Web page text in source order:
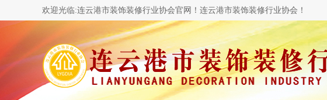
欢迎光临:连云港市装饰装修行业协会官网！连云港市装饰装修行业协会！